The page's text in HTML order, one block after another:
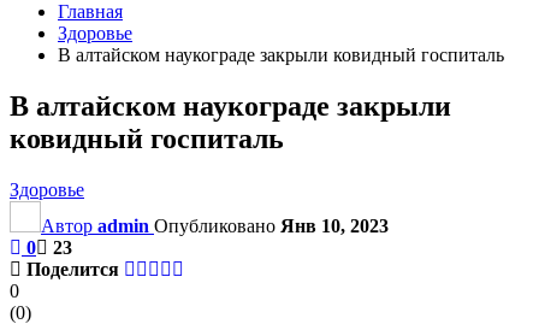
Главная
Здоровье
В алтайском наукограде закрыли ковидный госпиталь
В алтайском наукограде закрыли
ковидный госпиталь
Здоровье
Автор admin Опубликовано Янв 10, 2023
0
23
Поделится
0
(0)